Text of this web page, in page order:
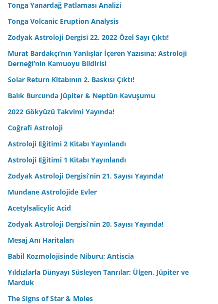
Tonga Yanardağ Patlaması Analizi
Tonga Volcanic Eruption Analysis
Zodyak Astroloji Dergisi 22. 2022 Özel Sayı Çıktı!
Murat Bardakçı’nın Yanlışlar İçeren Yazısına; Astroloji
Derneği’nin Kamuoyu Bildirisi
Solar Return Kitabının 2. Baskısı Çıktı!
Balık Burcunda Jüpiter & Neptün Kavuşumu
2022 Gökyüzü Takvimi Yayında!
Coğrafi Astroloji
Astroloji Eğitimi 2 Kitabı Yayınlandı
Astroloji Eğitimi 1 Kitabı Yayınlandı
Zodyak Astroloji Dergisi’nin 21. Sayısı Yayında!
Mundane Astrolojide Evler
Acetylsalicylic Acid
Zodyak Astroloji Dergisi’nin 20. Sayısı Yayında!
Mesaj Anı Haritaları
Babil Kozmolojisinde Niburu; Antiscia
Yıldızlarla Dünyayı Süsleyen Tanrılar: Ülgen, Jüpiter ve
Marduk
The Signs of Star & Moles